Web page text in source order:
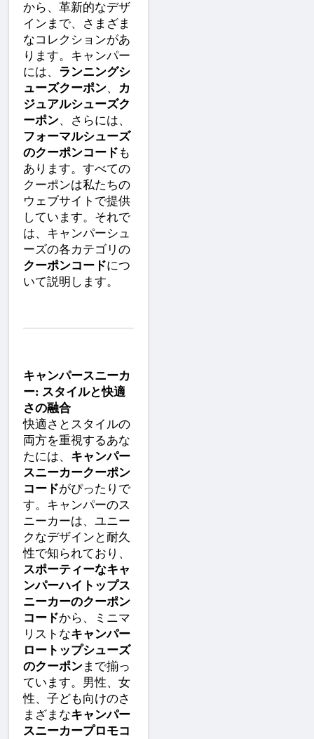
から、革新的なデザ
インまで、さまざま
なコレクションがあ
ります。キャンパー
には、 ランニングシ
ューズクーポン、 カ
ジュアルシューズク
ーポン、さらには、
フォーマルシューズ
のクーポンコード も
あります。すべての
クーポンは私たちの
ウェブサイトで提供
しています。それで
は、キャンパーシュ
ーズの各カテゴリの
クーポンコードにつ
いて説明します。
キャンパースニーカ
ー: スタイルと快適
さの融合
快適さとスタイルの
両方を重視するあな
たには、 キャンパー
スニーカークーポン
コードがぴったりで
す。キャンパーのス
ニーカーは、ユニー
クなデザインと耐久
性で知られており、
スポーティーなキャ
ンパーハイトップス
ニーカーのクーポン
コードから、ミニマ
リストなキャンパー
ロートップシューズ
のクーポンまで揃っ
ています。男性、女
性、子ども向けのさ
まざまなキャンパー
スニーカープロモコ